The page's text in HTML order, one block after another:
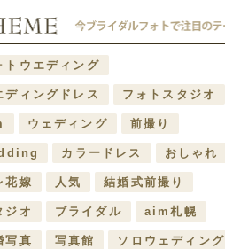
トウエディング
ディングドレス フォトスタジオ
ウェディング 前撮り
カラードレス おしゃれ
花嫁 人気 結婚式前撮り
ジオ ブライダル aim札幌
写真 写真館 ソロウェディング